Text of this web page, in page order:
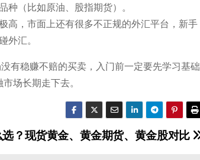
（比如原油、股指期货）。
高，市面上还有很多不正规的外汇平台，新手
汇。
有稳赚不赔的买卖，入门前一定要先学习基础
场长期走下去。
？现货黄金、黄金期货、黄金股对比